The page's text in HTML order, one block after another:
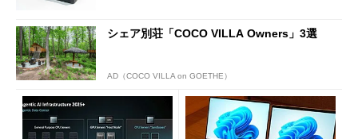
シェア別荘「COCO VILLA Owners」3選
AD（COCO VILLA on GOETHE）